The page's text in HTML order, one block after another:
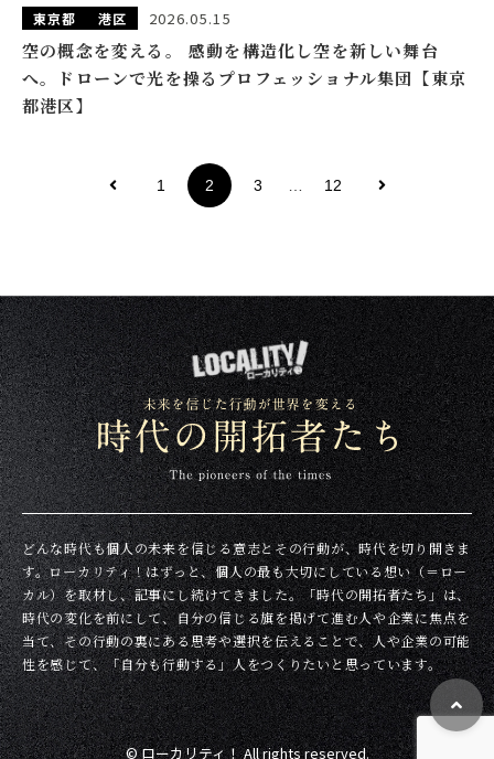
東京都 港区 2026.05.15
空の概念を変える。 感動を構造化し空を新しい舞台
へ。ドローンで光を操るプロフェッショナル集団【東京
都港区】
1 2 3 12
どんな時代も個人の未来を信じる意志とその行動が、時代を切り開きま
す。ローカリティ！はずっと、個人の最も大切にしている想い（＝ロー
カル）を取材し、記事にし続けてきました。「時代の開拓者たち」は、
時代の変化を前にして、自分の信じる旗を掲げて進む人や企業に焦点を
当て、その行動の裏にある思考や選択を伝えることで、人や企業の可能
性を感じて、「自分も行動する」人をつくりたいと思っています。
© ローカリティ！ All rights reserved.